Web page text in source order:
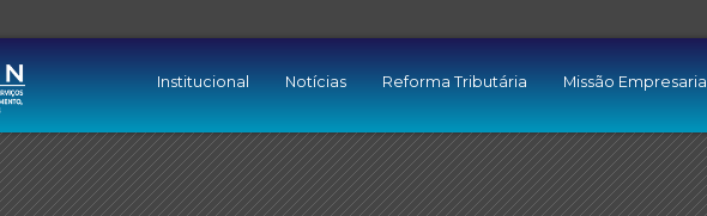
Institucional Notícias Reforma Tributária Missão Empresarial